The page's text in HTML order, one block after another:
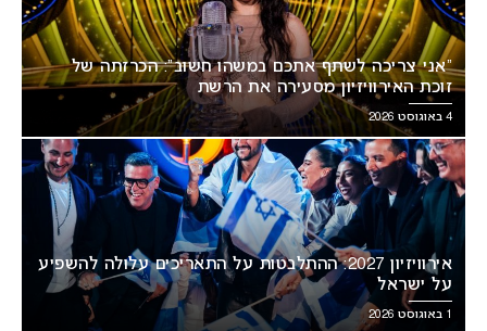
“אני צריכה לשתף אתכם במשהו חשוב”: הכרזתה של
זוכת האירוויזיון מסעירה את הרשת
4 באוגוסט 2026
אירוויזיון 2027: ההתלבטות על התאריכים עלולה להשפיע
על ישראל
1 באוגוסט 2026